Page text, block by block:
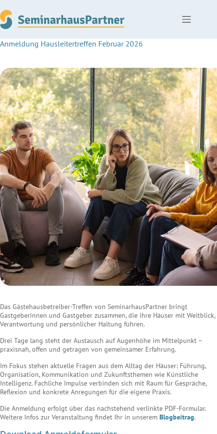
Inhalt
springen
Anmeldung Hausleitertreffen Februar 2026
Das Gästehausbetreiber-Treffen von SeminarhausPartner bringt
Gastgeberinnen und Gastgeber zusammen, die ihre Häuser mit Weitblick,
Verantwortung und persönlicher Haltung führen.
Drei Tage lang steht der Austausch auf Augenhöhe im Mittelpunkt –
praxisnah, offen und getragen von gemeinsamer Erfahrung.
Im Fokus stehen aktuelle Fragen aus dem Alltag der Häuser: Führung,
Organisation, Kommunikation und Zukunftsthemen wie Künstliche
Intelligenz. Fachliche Impulse verbinden sich mit Raum für Gespräche,
Reflexion und konkrete Anregungen für die eigene Praxis.
Die Anmeldung erfolgt über das nachstehend verlinkte PDF-Formular.
Weitere Infos zur Veranstaltung findet Ihr in unserem Blogbeitrag.